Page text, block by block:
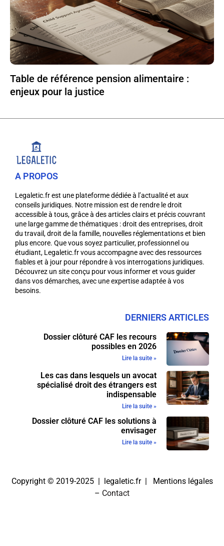
Table de référence pension alimentaire :
enjeux pour la justice
A PROPOS
Legaletic.fr est une plateforme dédiée à l’actualité et aux
conseils juridiques. Notre mission est de rendre le droit
accessible à tous, grâce à des articles clairs et précis couvrant
une large gamme de thématiques : droit des entreprises, droit
du travail, droit de la famille, nouvelles réglementations et bien
plus encore. Que vous soyez particulier, professionnel ou
étudiant, Legaletic.fr vous accompagne avec des ressources
fiables et à jour pour répondre à vos interrogations juridiques.
Découvrez un site conçu pour vous informer et vous guider
dans vos démarches, avec une expertise adaptée à vos
besoins.
DERNIERS ARTICLES
Dossier clôturé CAF les recours
possibles en 2026
Lire la suite »
Les cas dans lesquels un avocat
spécialisé droit des étrangers est
indispensable
Lire la suite »
Dossier clôturé CAF les solutions à
envisager
Lire la suite »
Copyright © 2019-2025 | legaletic.fr | Mentions légales
– Contact